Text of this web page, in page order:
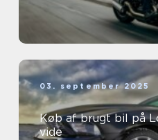
03. september 2025
Køb af brugt bil på
vide